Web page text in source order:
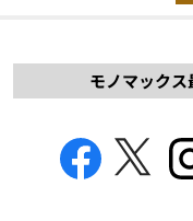
モノマックス